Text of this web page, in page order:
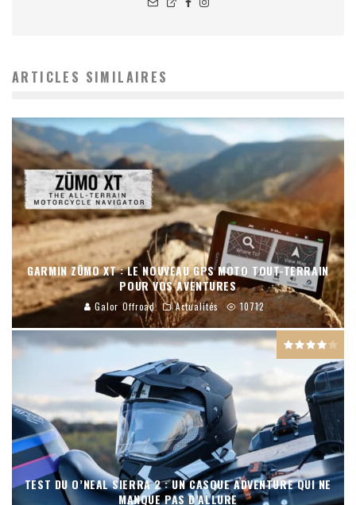
ARTICLES SIMILAIRES
GARMIN ZŪMO XT : LE NOUVEAU GPS MOTO TOUT-TERRAIN
POUR VOS AVENTURES
Galor Offroad Actualités 10712
TEST DU O’NEAL SIERRA 2 : UN CASQUE ADVENTURE QUI NE
MANQUE PAS D’ALLURE